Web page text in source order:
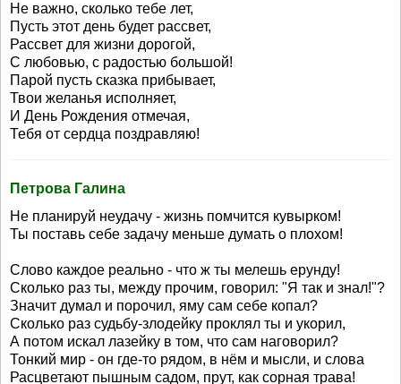
Не важно, сколько тебе лет,
Пусть этот день будет рассвет,
Рассвет для жизни дорогой,
С любовью, с радостью большой!
Парой пусть сказка прибывает,
Твои желанья исполняет,
И День Рождения отмечая,
Тебя от сердца поздравляю!
Петрова Галина
Не планируй неудачу - жизнь помчится кувырком!
Ты поставь себе задачу меньше думать о плохом!
Слово каждое реально - что ж ты мелешь ерунду!
Сколько раз ты, между прочим, говорил: "Я так и знал!"?
Значит думал и порочил, яму сам себе копал?
Сколько раз судьбу-злодейку проклял ты и укорил,
А потом искал лазейку в том, что сам наговорил?
Тонкий мир - он где-то рядом, в нём и мысли, и слова
Расцветают пышным садом, прут, как сорная трава!